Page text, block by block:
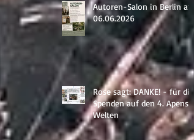
Autoren-Salon in Berlin am
06.06.2026
Rose sagt: DANKE! - für die
Spenden auf den 4. Apenser
Welten